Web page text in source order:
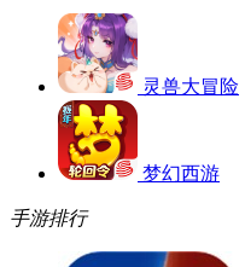
灵兽大冒险
梦幻西游
手游排行